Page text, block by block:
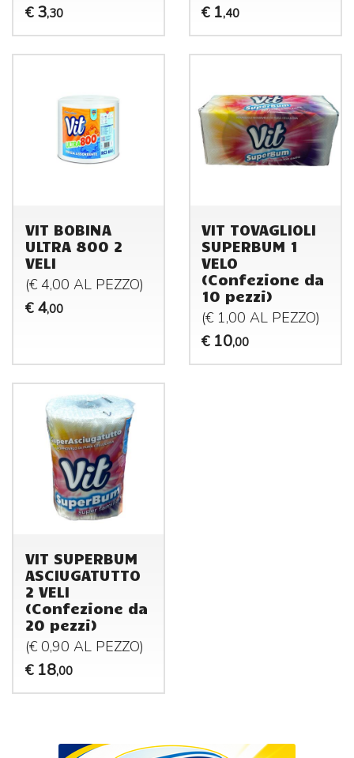
€ 3,30
€ 1,40
VIT BOBINA
ULTRA 800 2
VELI
(€ 4,00 AL PEZZO)
€ 4,00
VIT TOVAGLIOLI
SUPERBUM 1
VELO
(Confezione da
10 pezzi)
(€ 1,00 AL PEZZO)
€ 10,00
VIT SUPERBUM
ASCIUGATUTTO
2 VELI
(Confezione da
20 pezzi)
(€ 0,90 AL PEZZO)
€ 18,00